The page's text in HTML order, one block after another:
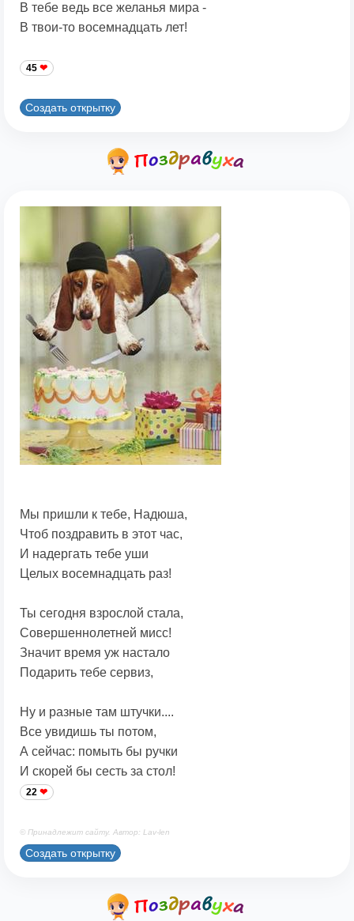
В тебе ведь все желанья мира -
В твои-то восемнадцать лет!
45
Создать открытку
Мы пришли к тебе, Надюша,
Чтоб поздравить в этот час,
И надергать тебе уши
Целых восемнадцать раз!
Ты сегодня взрослой стала,
Совершеннолетней мисс!
Значит время уж настало
Подарить тебе сервиз,
Ну и разные там штучки....
Все увидишь ты потом,
А сейчас: помыть бы ручки
И скорей бы сесть за стол!
22
© Принадлежит сайту. Автор: Lav-len
Создать открытку